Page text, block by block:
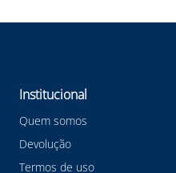
Institucional
Quem somos
Devolução
Termos de uso